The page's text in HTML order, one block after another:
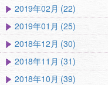
2019年02月 (22)
2019年01月 (25)
2018年12月 (30)
2018年11月 (31)
2018年10月 (39)